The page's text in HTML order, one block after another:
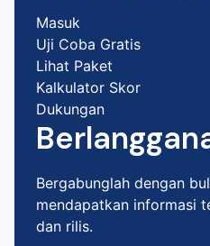
Masuk
Uji Coba Gratis
Lihat Paket
Kalkulator Skor
Dukungan
Bergabunglah dengan
mendapatkan informasi
dan rilis.